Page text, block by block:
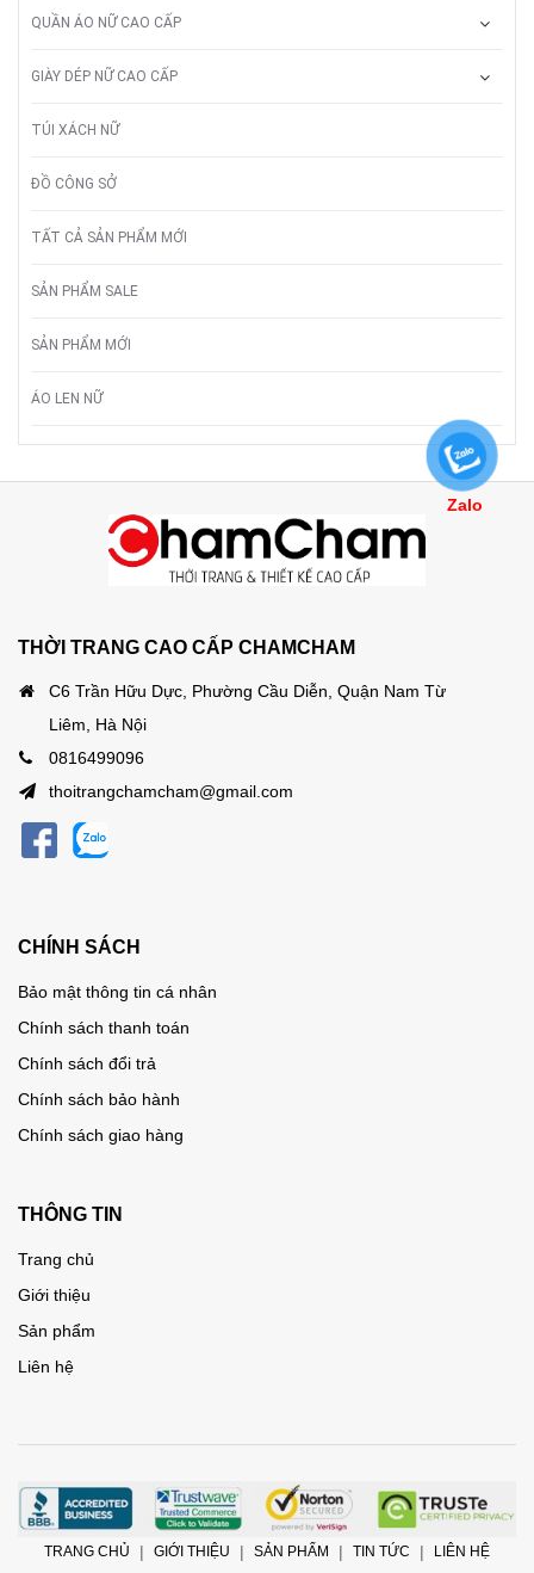
QUẦN ÁO NỮ CAO CẤP
GIÀY DÉP NỮ CAO CẤP
TÚI XÁCH NỮ
ĐỒ CÔNG SỞ
TẤT CẢ SẢN PHẨM MỚI
SẢN PHẨM SALE
SẢN PHẨM MỚI
ÁO LEN NỮ
THỜI TRANG CAO CẤP CHAMCHAM
C6 Trần Hữu Dực, Phường Cầu Diễn, Quận Nam Từ
Liêm, Hà Nội
0816499096
thoitrangchamcham@gmail.com
CHÍNH SÁCH
Bảo mật thông tin cá nhân
Chính sách thanh toán
Chính sách đổi trả
Chính sách bảo hành
Chính sách giao hàng
THÔNG TIN
Trang chủ
Giới thiệu
Sản phẩm
Liên hệ
TRANG CHỦ GIỚI THIỆU SẢN PHẨM TIN TỨC LIÊN HỆ
Zalo